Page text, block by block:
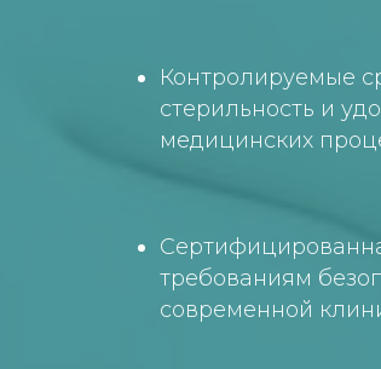
Контролируемые
стерильность и
медицинских
требованиям
современной